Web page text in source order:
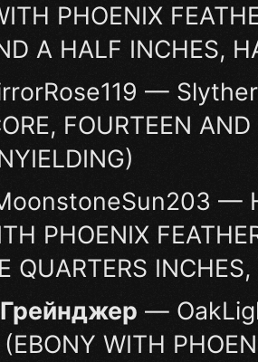
PHOENIX
A HALF INCHES,
—
FOURTEEN
—
PHOENIX
QUARTERS
—
WITH